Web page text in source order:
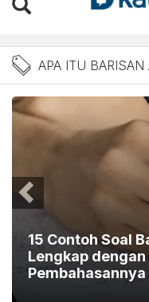
Berita
APA ITU BARISAN
15 Contoh Soal
Lengkap
Pembahasannya